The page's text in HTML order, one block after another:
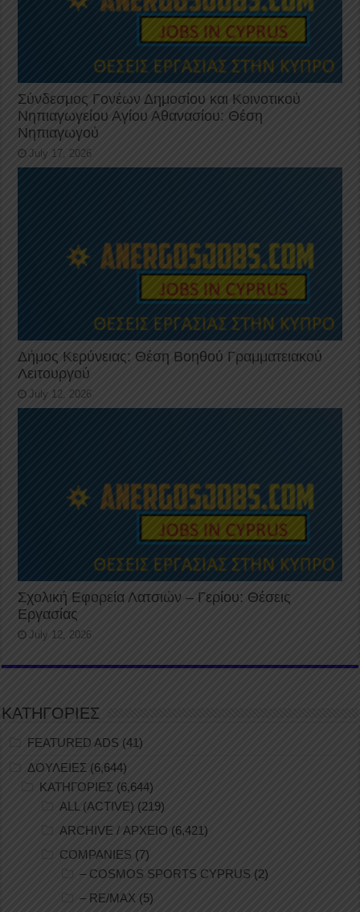
Σύνδεσμος Γονέων Δημοσίου και Κοινοτικού
Νηπιαγωγείου Αγίου Αθανασίου: Θέση
Νηπιαγωγού
July 17, 2026
Δήμος Κερύνειας: Θέση Βοηθού Γραμματειακού
Λειτουργού
July 12, 2026
Σχολική Εφορεία Λατσιών – Γερίου: Θέσεις
Εργασίας
July 12, 2026
ΚΑΤΗΓΟΡΙΕΣ
FEATURED ADS (41)
ΔΟΥΛΕΙΕΣ (6,644)
ΚΑΤΗΓΟΡΙΕΣ (6,644)
ALL (ACTIVE) (219)
ARCHIVE / ΑΡΧΕΙΟ (6,421)
COMPANIES (7)
– COSMOS SPORTS CYPRUS (2)
– RE/MAX (5)